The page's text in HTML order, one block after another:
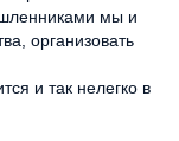
мы и
организовать
и так нелегко в